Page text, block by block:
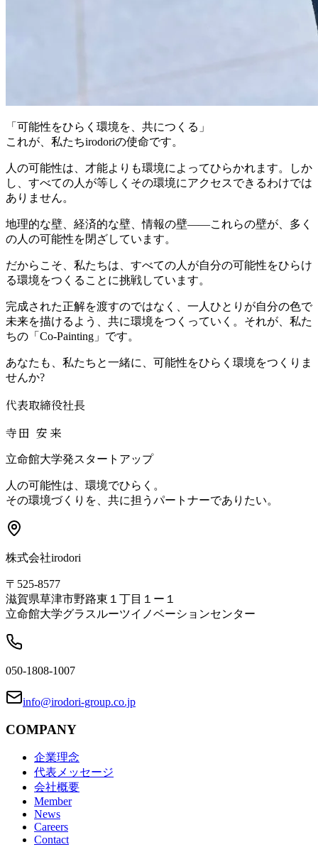
「可能性をひらく環境を、共につくる」
これが、私たちirodoriの使命です。
人の可能性は、才能よりも環境によってひらかれます。しか
し、すべての人が等しくその環境にアクセスできるわけでは
ありません。
地理的な壁、経済的な壁、情報の壁——これらの壁が、多く
の人の可能性を閉ざしています。
だからこそ、私たちは、すべての人が自分の可能性をひらけ
る環境をつくることに挑戦しています。
完成された正解を渡すのではなく、一人ひとりが自分の色で
未来を描けるよう、共に環境をつくっていく。それが、私た
ちの「Co-Painting」です。
あなたも、私たちと一緒に、可能性をひらく環境をつくりま
せんか?
代表取締役社長
寺田 安来
立命館大学発スタートアップ
人の可能性は、環境でひらく。
その環境づくりを、共に担うパートナーでありたい。
株式会社irodori
〒525-8577
滋賀県草津市野路東１丁目１ー１
立命館大学グラスルーツイノベーションセンター
050-1808-1007
info@irodori-group.co.jp
COMPANY
企業理念
代表メッセージ
会社概要
Member
News
Careers
Contact